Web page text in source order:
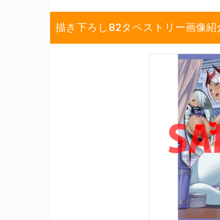
描き下ろしB2タペストリー画像紹